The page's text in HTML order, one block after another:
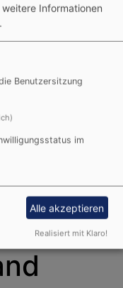
Adolf-Kirche, St.
weitere Informationen
Benutzersitzung
im
Alle akzeptieren
Realisiert mit Klaro!